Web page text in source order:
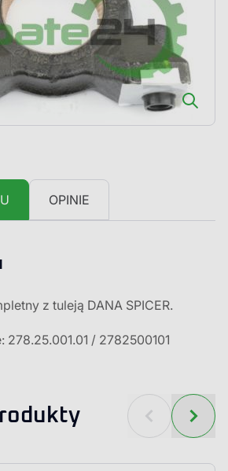
OPINIE
z tuleją DANA SPICER.
/ 2782500101